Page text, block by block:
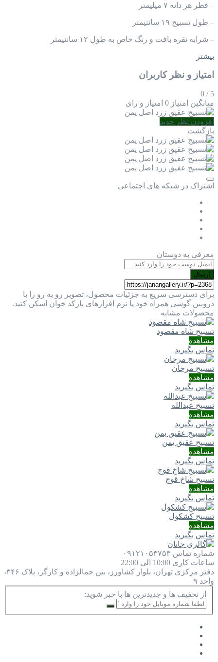
– قطر هر دانه ۷ میلیمتر
– طول تسبیح ۱۹ سانتیمتر
– شرابه نقره بافت و رنگ خاص به طول ۱۲ سانتیمتر
بیشتر
امتیاز و نظر کاربران
5
/
0
میانگین امتیاز 0 امتیاز و رای
افزودن نظر جدید
بازگشت
اشتراک در شبکه های اجتماعی
معرفی به دوستان
ارسال
برای دسترسی سریع به جزئیات محصول، تصویر رو به رو را با
دروبین گوشی همراه خود یا نرم افزارهای بارکد خوان اسکن کنید.
محصولات مشابه
تسبیح شاه مقصود
مشاهده
تماس بگیرید
تسبیح مرجان
مشاهده
تماس بگیرید
تسبیح عبدالله
مشاهده
تماس بگیرید
تسبیح عقیق یمن
مشاهده
تماس بگیرید
تسبیح شاخ قوچ
مشاهده
تماس بگیرید
تسبیح کشکول
مشاهده
تماس بگیرید
شماره تماس ۰۹۱۲۱۰۵۳۷۵۳
ساعات کاری 10:00 الی 22:00
دفتر مرکزی
تهران، بلوار کشاورز، بین جمالزاده و کارگر، پلاک ۳۴۶،
واحد ۹
از تخفیف ها و جدیدترین ها با خبر شوید: